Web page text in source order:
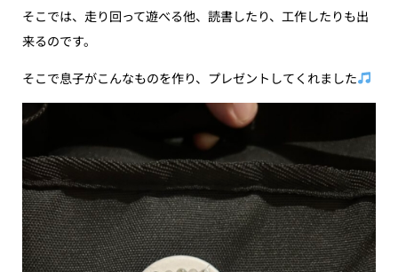
そこでは、走り回って遊べる他、読書したり、工作したりも出
来るのです。
そこで息子がこんなものを作り、プレゼントしてくれました